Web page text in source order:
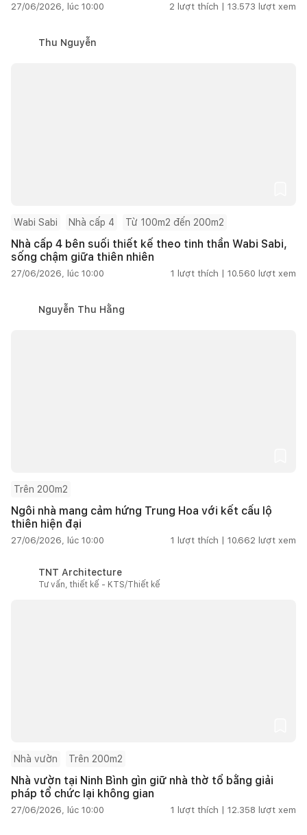
27/06/2026, lúc 10:00 2 lượt thích | 13.573 lượt xem
Thu Nguyễn
Wabi Sabi Nhà cấp 4 Từ 100m2 đến 200m2
Nhà cấp 4 bên suối thiết kế theo tinh thần Wabi Sabi,
sống chậm giữa thiên nhiên
27/06/2026, lúc 10:00 1 lượt thích | 10.560 lượt xem
Nguyễn Thu Hằng
Trên 200m2
Ngôi nhà mang cảm hứng Trung Hoa với kết cấu lộ
thiên hiện đại
27/06/2026, lúc 10:00 1 lượt thích | 10.662 lượt xem
TNT Architecture
Tư vấn, thiết kế - KTS/Thiết kế
Nhà vườn Trên 200m2
Nhà vườn tại Ninh Bình gìn giữ nhà thờ tổ bằng giải
pháp tổ chức lại không gian
27/06/2026, lúc 10:00 1 lượt thích | 12.358 lượt xem